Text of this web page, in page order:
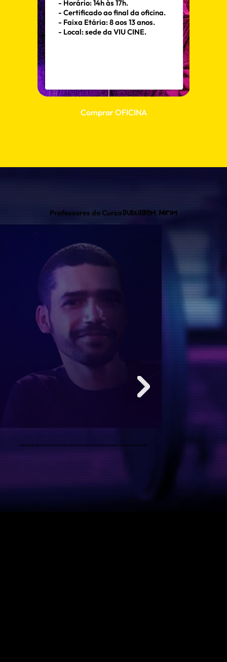
- Horário: 14h às 17h.
- Certificado ao final da oficina.
- Faixa Etária: 8 aos 13 anos.
- Local: sede da VIU CINE.
Comprar OFICINA
Professores do CursoDublagem Mirim
MAGO ANDRADE
Nossa equipe de professores renomados vai te preparar para conquistar seu espaço no mercado de trabalho.